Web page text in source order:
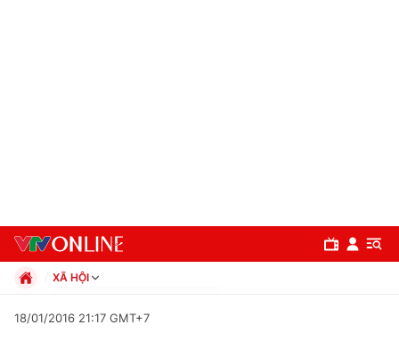
XÃ HỘI
Xã hội
18/01/2016 21:17 GMT+7